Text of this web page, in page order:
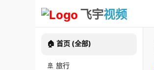
飞宇视频
🏠 首页 (全部)
🚢 旅行